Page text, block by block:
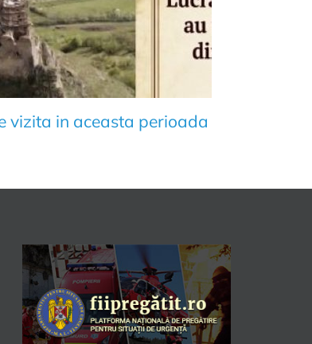
vizita in aceasta perioada